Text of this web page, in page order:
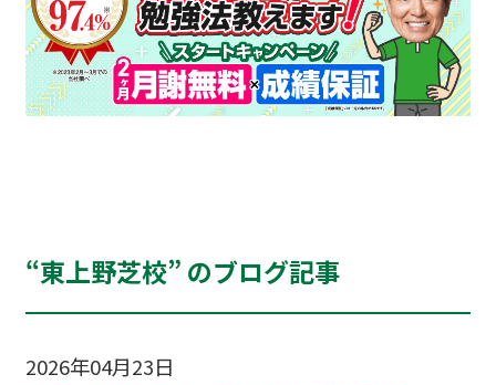
“東上野芝校” のブログ記事
2026年04月23日